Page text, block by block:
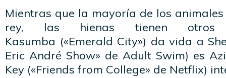
Mientras que la mayoría de los
rey, las hienas tienen otros
Kasumba («Emerald City») da vida a
Eric André Show» de Adult Swim) es
Key («Friends from College» de Netflix)